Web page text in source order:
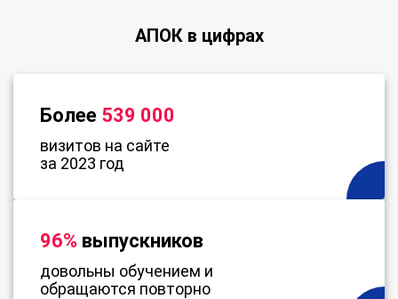
АПОК в цифрах
Более 539 000
визитов на сайте
за 2023 год
96% выпускников
довольны обучением и
обращаются повторно